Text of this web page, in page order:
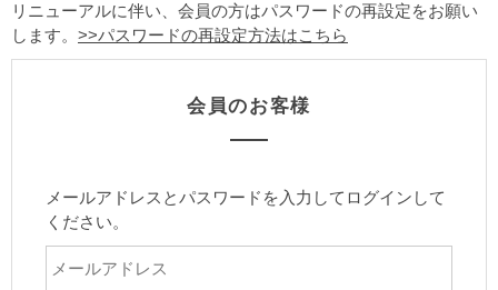
リニューアルに伴い、会員の方はパスワードの再設定をお願い
します。 >>パスワードの再設定方法はこちら
会員のお客様
メールアドレスとパスワードを入力してログインして
ください。